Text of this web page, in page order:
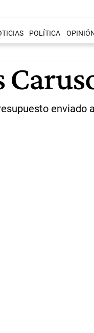
POLÍTICA
enviado